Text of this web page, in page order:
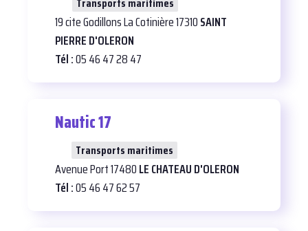
19 cite Godillons La Cotinière 17310SAINT
PIERRE D'OLERON
Tél :05 46 47 28 47
Nautic 17
Transports maritimes
Avenue Port 17480LE CHATEAU D'OLERON
Tél :05 46 47 62 57